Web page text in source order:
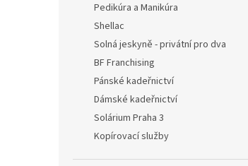
Pedikúra a Manikúra
Shellac
Solná jeskyně - privátní pro dva
BF Franchising
Pánské kadeřnictví
Dámské kadeřnictví
Solárium Praha 3
Kopírovací služby